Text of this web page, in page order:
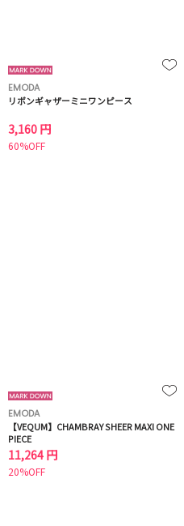
EMODA
リボンギャザーミニワンピース
3,160 円
60%OFF
EMODA
【VEQUM】CHAMBRAY SHEER MAXI ONE
PIECE
11,264 円
20%OFF